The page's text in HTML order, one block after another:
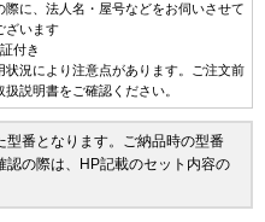
に、法人名・屋号などをお伺いさせて
ざいます
付き
況により注意点があります。ご注文前
説明書をご確認ください。
番となります。ご納品時の型番
の際は、HP記載のセット内容の